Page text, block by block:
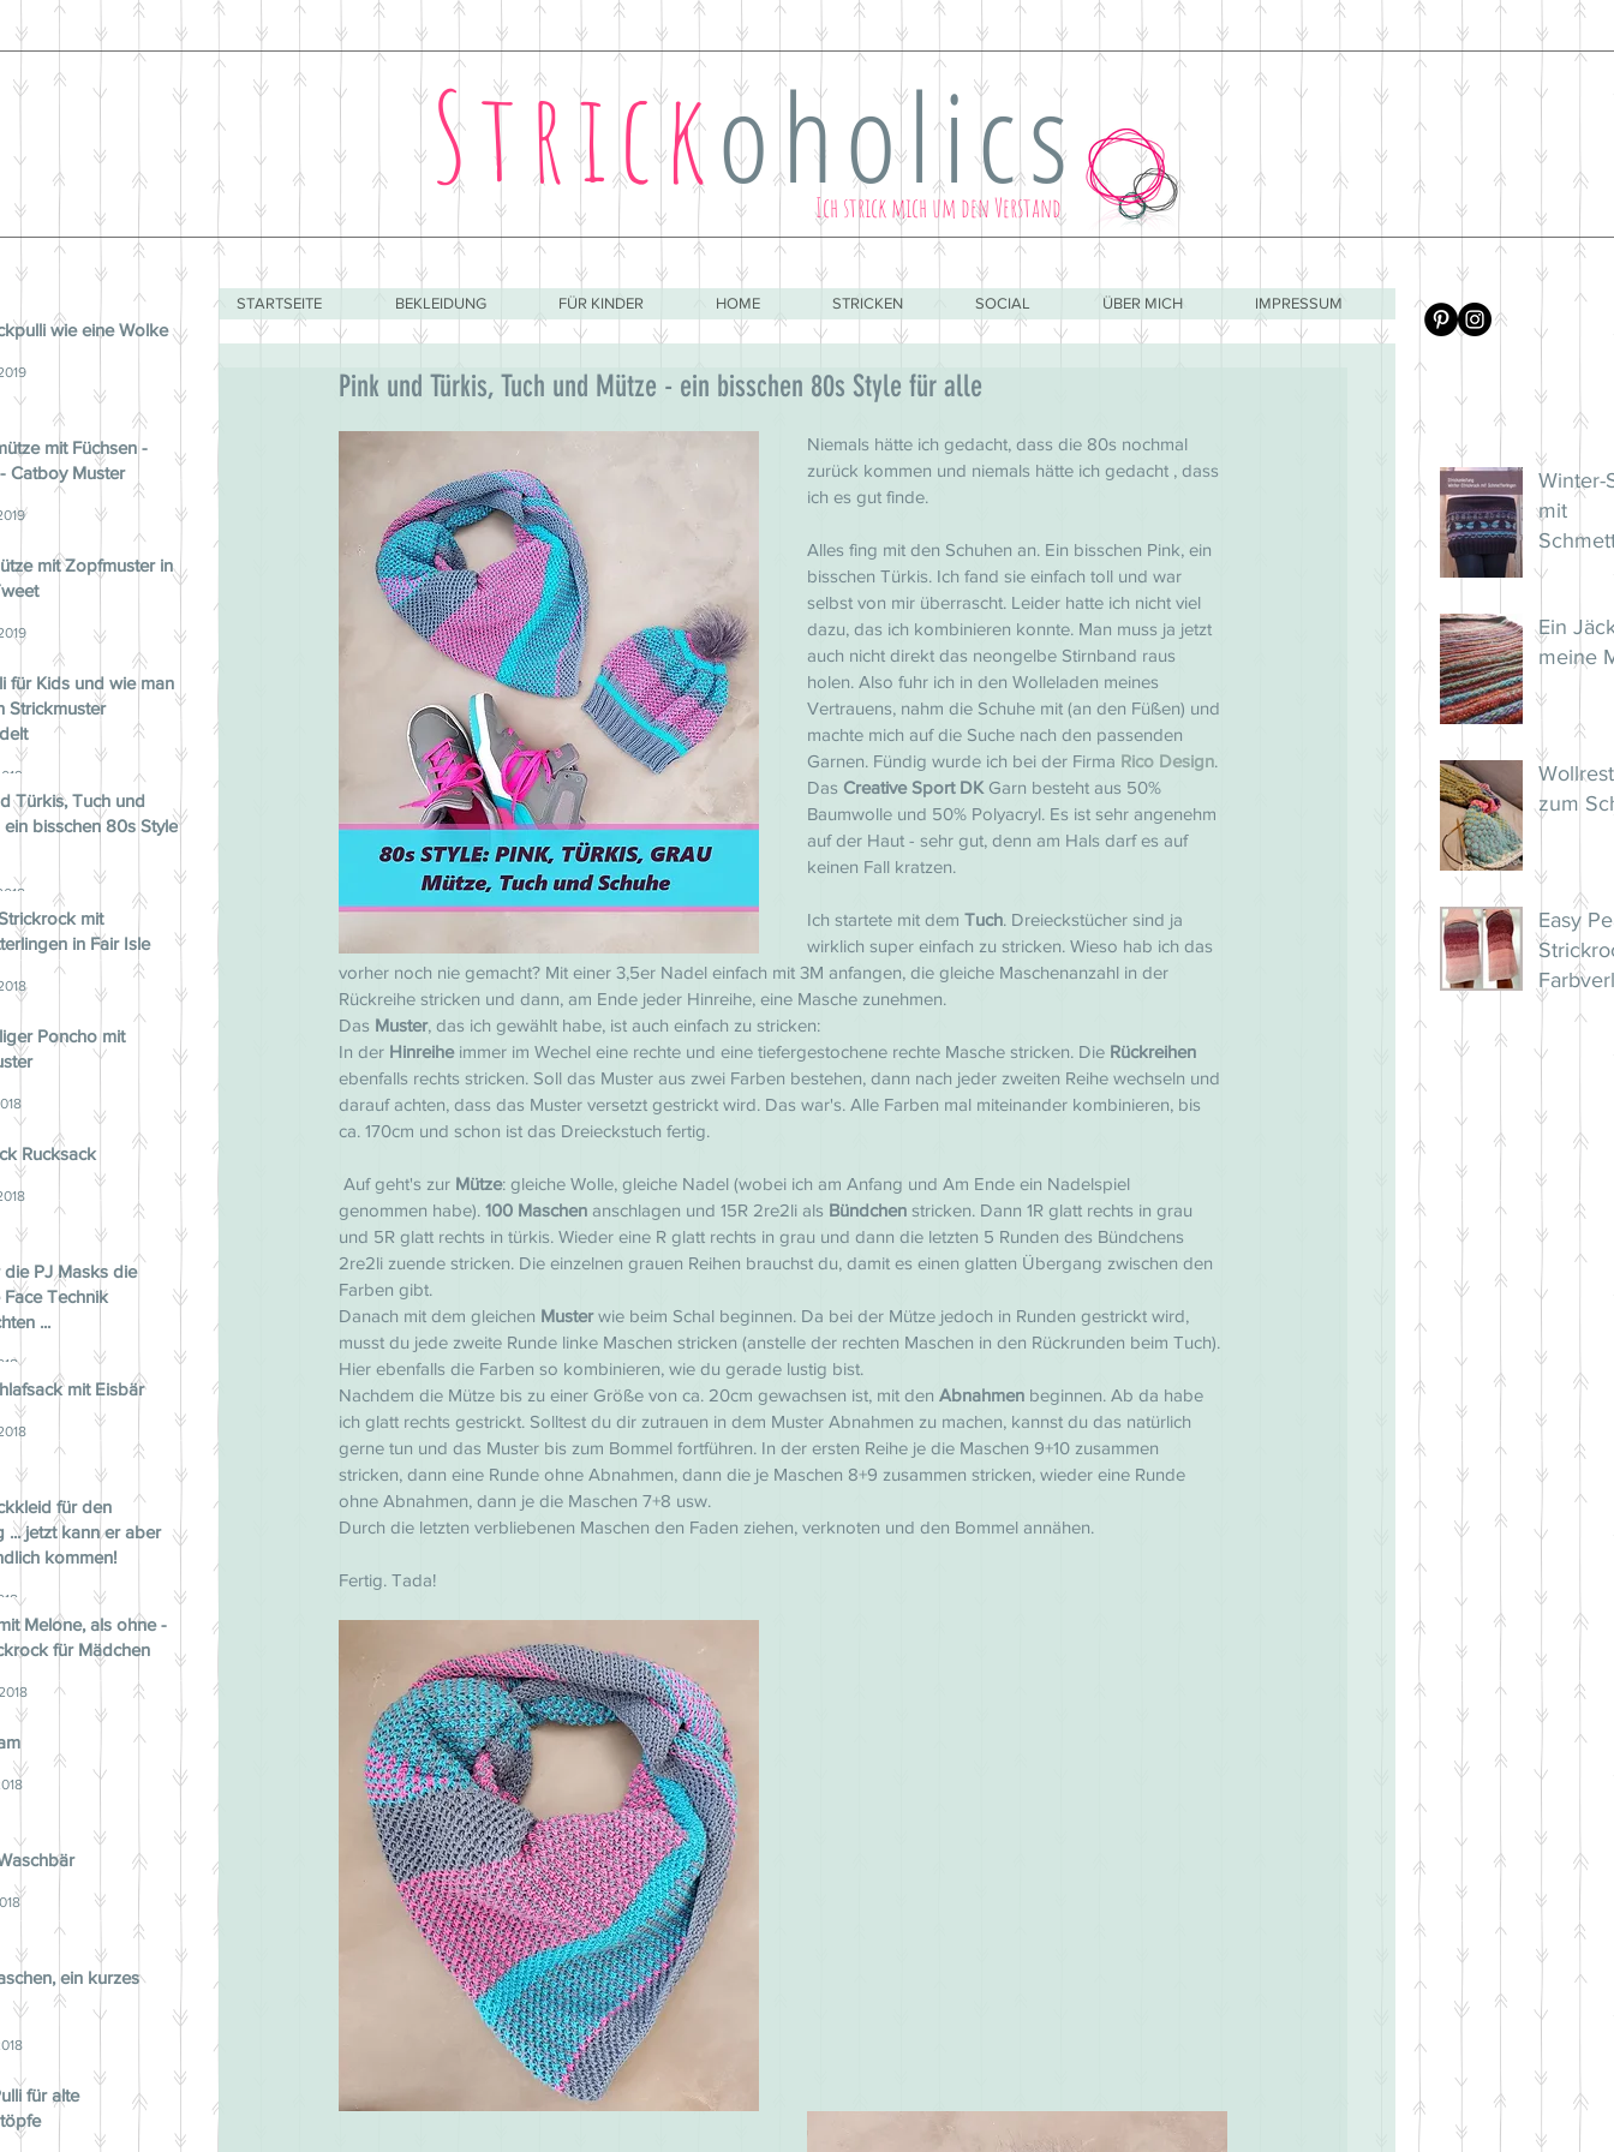
Strickoholics
Ich strick mich um den Verstand
Pink und Türkis, Tuch und Mütze - ein bisschen 80s Style für alle
Niemals hätte ich gedacht, dass die 80s nochmal
zurück kommen und niemals hätte ich gedacht , dass
ich es gut finde.
Alles fing mit den Schuhen an. Ein bisschen Pink, ein
bisschen Türkis. Ich fand sie einfach toll und war
selbst von mir überrascht. Leider hatte ich nicht viel
dazu, das ich kombinieren konnte. Man muss ja jetzt
auch nicht direkt das neongelbe Stirnband raus
holen. Also fuhr ich in den Wolleladen meines
Vertrauens, nahm die Schuhe mit (an den Füßen) und
machte mich auf die Suche nach den passenden
Garnen. Fündig wurde ich bei der Firma Rico Design.
Das Creative Sport DK Garn besteht aus 50%
Baumwolle und 50% Polyacryl. Es ist sehr angenehm
auf der Haut - sehr gut, denn am Hals darf es auf
keinen Fall kratzen.
Ich startete mit dem Tuch. Dreieckstücher sind ja
wirklich super einfach zu stricken. Wieso hab ich das
vorher noch nie gemacht? Mit einer 3,5er Nadel einfach mit 3M anfangen, die gleiche Maschenanzahl in der
Rückreihe stricken und dann, am Ende jeder Hinreihe, eine Masche zunehmen.
Das Muster, das ich gewählt habe, ist auch einfach zu stricken:
In der Hinreihe immer im Wechel eine rechte und eine tiefergestochene rechte Masche stricken. Die Rückreihen
ebenfalls rechts stricken. Soll das Muster aus zwei Farben bestehen, dann nach jeder zweiten Reihe wechseln und
darauf achten, dass das Muster versetzt gestrickt wird. Das war's. Alle Farben mal miteinander kombinieren, bis
ca. 170cm und schon ist das Dreieckstuch fertig.
Auf geht's zur Mütze: gleiche Wolle, gleiche Nadel (wobei ich am Anfang und Am Ende ein Nadelspiel
genommen habe). 100 Maschen anschlagen und 15R 2re2li als Bündchen stricken. Dann 1R glatt rechts in grau
und 5R glatt rechts in türkis. Wieder eine R glatt rechts in grau und dann die letzten 5 Runden des Bündchens
2re2li zuende stricken. Die einzelnen grauen Reihen brauchst du, damit es einen glatten Übergang zwischen den
Farben gibt.
Danach mit dem gleichen Muster wie beim Schal beginnen. Da bei der Mütze jedoch in Runden gestrickt wird,
musst du jede zweite Runde linke Maschen stricken (anstelle der rechten Maschen in den Rückrunden beim Tuch).
Hier ebenfalls die Farben so kombinieren, wie du gerade lustig bist.
Nachdem die Mütze bis zu einer Größe von ca. 20cm gewachsen ist, mit den Abnahmen beginnen. Ab da habe
ich glatt rechts gestrickt. Solltest du dir zutrauen in dem Muster Abnahmen zu machen, kannst du das natürlich
gerne tun und das Muster bis zum Bommel fortführen. In der ersten Reihe je die Maschen 9+10 zusammen
stricken, dann eine Runde ohne Abnahmen, dann die je Maschen 8+9 zusammen stricken, wieder eine Runde
ohne Abnahmen, dann je die Maschen 7+8 usw.
Durch die letzten verbliebenen Maschen den Faden ziehen, verknoten und den Bommel annähen.
Fertig. Tada!
STARTSEITE BEKLEIDUNG FÜR KINDER HOME STRICKEN SOCIAL ÜBER MICH IMPRESSUM
wie eine Wolke
mit Füchsen -
Catboy Muster
mit Zopfmuster in
für Kids und wie man
Strickmuster
Türkis, Tuch und
ein bisschen 80s Style
mit
in Fair Isle
Poncho mit
Rucksack
die PJ Masks die
Technik
...
mit Eisbär
für den
... jetzt kann er aber
kommen!
Melone, als ohne -
für Mädchen
ein kurzes
für alte
Winter-
mit
in Fair
Ein
meine
zum
Easy